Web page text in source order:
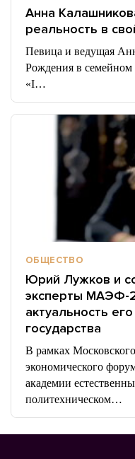
Анна
реальность в
Певица и ведущая
Рождения в семейном
«I…
ОБЩЕСТВО
Юрий Лужков и
эксперты МАЭФ-
актуальность
государства
В рамках
экономического
академии
политехническом…